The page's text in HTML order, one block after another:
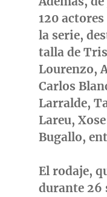
120
la serie,
talla de
Lourenzo,
Carlos
Larralde,
Lareu,
Bugallo,
El rodaje,
durante 26